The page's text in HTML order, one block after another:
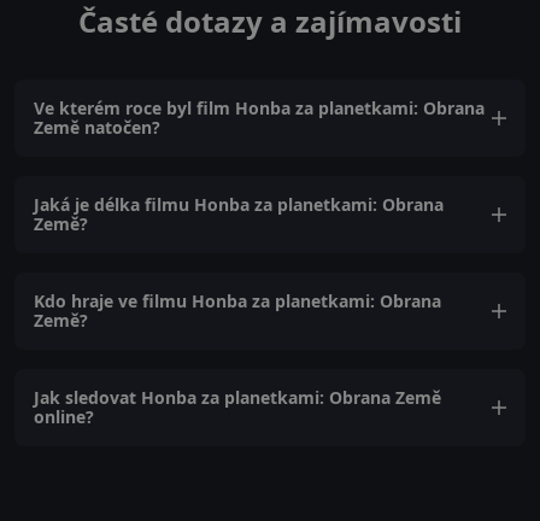
Časté dotazy a zajímavosti
Ve kterém roce byl film Honba za planetkami: Obrana
Země natočen?
Jaká je délka filmu Honba za planetkami: Obrana
Země?
Kdo hraje ve filmu Honba za planetkami: Obrana
Země?
Jak sledovat Honba za planetkami: Obrana Země
online?